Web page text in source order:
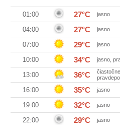
01:00 27°C jasno
04:00 27°C jasno
07:00 29°C jasno
10:00 34°C jasno,
13:00 36°C
16:00 35°C jasno
19:00 32°C jasno
22:00 29°C jasno